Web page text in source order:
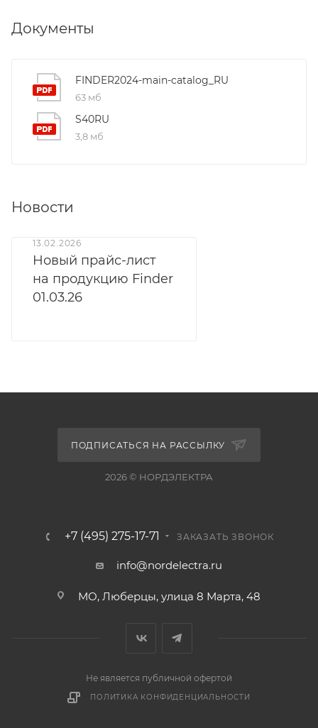
Документы
FINDER2024-main-catalog_RU
63 мб
S40RU
3,8 мб
Новости
13.02.2026
Новый прайс-лист
на продукцию Finder
01.03.26
ПОДПИСАТЬСЯ НА РАССЫЛКУ
2026 © НОРДЭЛЕКТРА
+7 (495) 275-17-71 ЗАКАЗАТЬ ЗВОНОК
info@nordelectra.ru
МО, Люберцы, улица 8 Марта, 48
Не является публичной офертой
ПОЛИТИКА КОНФИДЕНЦИАЛЬНОСТИ